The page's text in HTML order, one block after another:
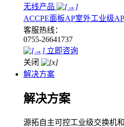
无线产品
ACCPE面板AP室外工业级AP
客服热线：
0755-26641737
立即咨询
关闭
解决方案
解决方案
源拓自主可控工业级交换机